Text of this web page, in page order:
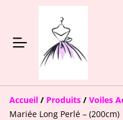
Accueil / Produits / Voiles
Mariée Long Perlé – (200cm)